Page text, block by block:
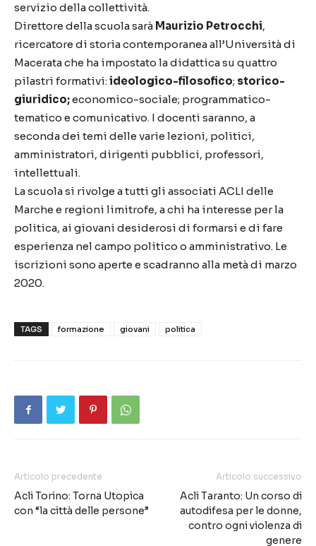
servizio della collettività.
Direttore della scuola sarà Maurizio Petrocchi,
ricercatore di storia contemporanea all’Università di
Macerata che ha impostato la didattica su quattro
pilastri formativi:ideologico-filosofico; storico-
giuridico;economico-sociale; programmatico-
tematico e comunicativo. I docenti saranno, a
seconda dei temi delle varie lezioni, politici,
amministratori, dirigenti pubblici, professori,
intellettuali.
La scuola si rivolge a tutti gli associati ACLI delle
Marche e regioni limitrofe, a chi ha interesse per la
politica, ai giovani desiderosi di formarsi e di fare
esperienza nel campo politico o amministrativo. Le
iscrizioni sono aperte e scadranno alla metà di marzo
2020.
TAGS formazione giovani politica
Articolo precedente
Acli Torino: Torna Utopica
con “la città delle persone”
Articolo successivo
Acli Taranto: Un corso di
autodifesa per le donne,
contro ogni violenza di
genere